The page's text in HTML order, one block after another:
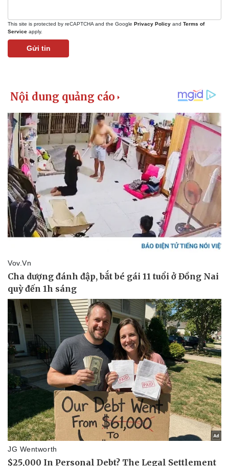
Thể thao
Hậu trường
This site is protected by reCAPTCHA and the Google Privacy Policy and Terms of
Service apply.
Gửi tin